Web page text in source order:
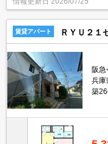
ーまで。
賃貸アパート ＲＹＵ２１
阪
兵庫
築